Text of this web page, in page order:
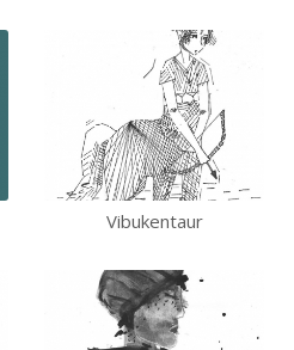
Vibukentaur